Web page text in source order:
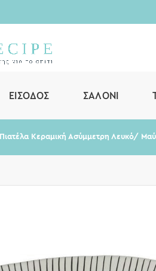
ΕΊΣΟΔΟΣ ΣΑΛΌΝΙ
Πιατέλα Κεραμική Ασύμμετρη Λευκό/